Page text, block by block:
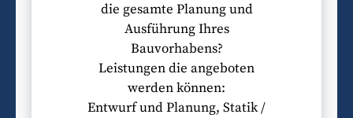
die gesamte Planung und
Ausführung Ihres
Bauvorhabens?
Leistungen die angeboten
werden können:
Entwurf und Planung, Statik /